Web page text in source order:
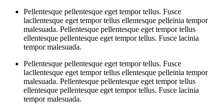
Pellentesque pellentesque eget tempor tellus. Fusce
lacllentesque eget tempor tellus ellentesque pelleinia tempor
malesuada. Pellentesque pellentesque eget tempor tellus
ellentesque pellentesque eget tempor tellus. Fusce lacinia
tempor malesuada.
Pellentesque pellentesque eget tempor tellus. Fusce
lacllentesque eget tempor tellus ellentesque pelleinia tempor
malesuada. Pellentesque pellentesque eget tempor tellus
ellentesque pellentesque eget tempor tellus. Fusce lacinia
tempor malesuada.